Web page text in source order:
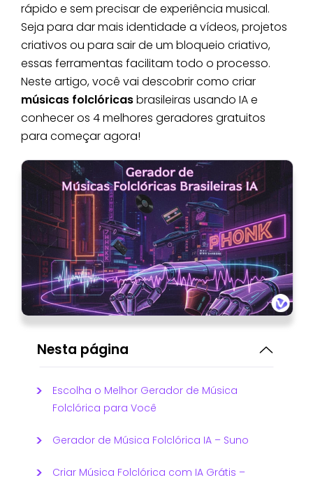
rápido e sem precisar de experiência musical.
Seja para dar mais identidade a vídeos, projetos
criativos ou para sair de um bloqueio criativo,
essas ferramentas facilitam todo o processo.
Neste artigo, você vai descobrir como criar
músicas folclóricasbrasileiras usando IA e
conhecer os 4 melhores geradores gratuitos
para começar agora!
Nesta página
Escolha o Melhor Gerador de Música
Folclórica para Você
Gerador de Música Folclórica IA – Suno
Criar Música Folclórica com IA Grátis –